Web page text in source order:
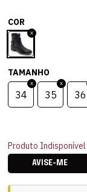
COR
TAMANHO
34 35 36
Produto Indisponível
AVISE-ME